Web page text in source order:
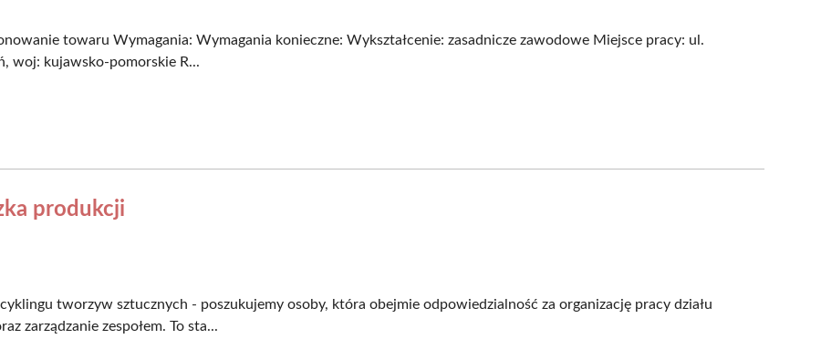
towaru Wymagania: Wymagania konieczne: Wykształcenie: zasadnicze zawodowe Miejsce pracy: ul.
woj: kujawsko-pomorskie R...
produkcji
tworzyw sztucznych - poszukujemy osoby, która obejmie odpowiedzialność za organizację pracy działu
zarządzanie zespołem. To sta...